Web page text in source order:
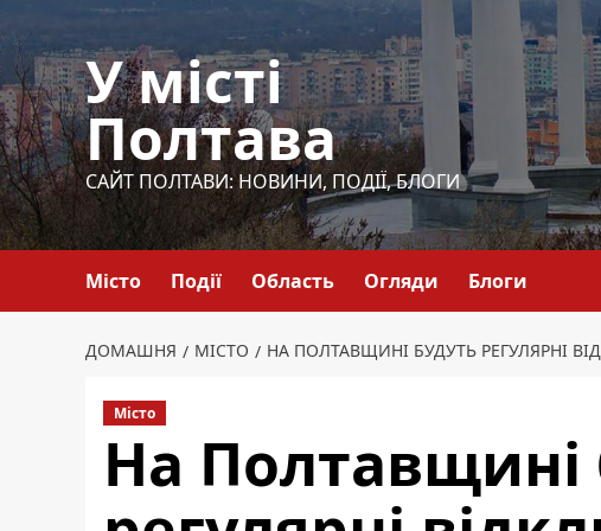
до
вмісту
У місті
Полтава
САЙТ ПОЛТАВИ: НОВИНИ, ПОДІЇ, БЛОГИ
Місто Події Область Огляди Блоги
ДОМАШНЯ МІСТО НА ПОЛТАВЩИНІ БУДУТЬ РЕГУЛЯРНІ
Місто
На Полтавщині